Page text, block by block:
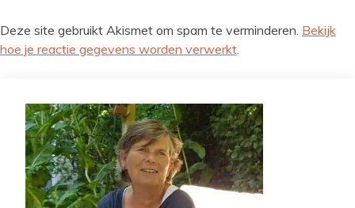
Deze site gebruikt Akismet om spam te verminderen. Bekijk
hoe je reactie gegevens worden verwerkt